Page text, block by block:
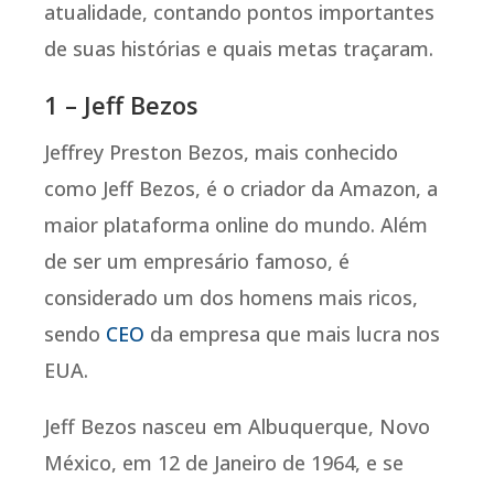
atualidade, contando pontos importantes
de suas histórias e quais metas traçaram.
1 – Jeff Bezos
Jeffrey Preston Bezos, mais conhecido
como Jeff Bezos, é o criador da Amazon, a
maior plataforma online do mundo. Além
de ser um empresário famoso, é
considerado um dos homens mais ricos,
sendo CEO da empresa que mais lucra nos
EUA.
Jeff Bezos nasceu em Albuquerque, Novo
México, em 12 de Janeiro de 1964, e se